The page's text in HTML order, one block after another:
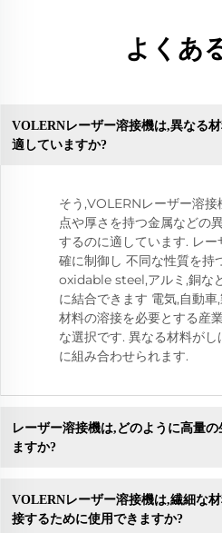
よくあ
VOLERNレーザー溶接機は,異なる
適していますか?
そう,VOLERNレーザー溶接
点や厚さを持つ金属などの
するのに適しています. レ
確に制御し 不同な性質を持
oxidable steel,アルミ,銅な
に結合できます 電気,自動車
材料の溶接を必要とする産
な選択です. 異なる材料が
に組み合わせられます.
レーザー溶接機は,どのように高量
ますか?
VOLERNレーザー溶接機は,繊細な
接するために使用できますか?